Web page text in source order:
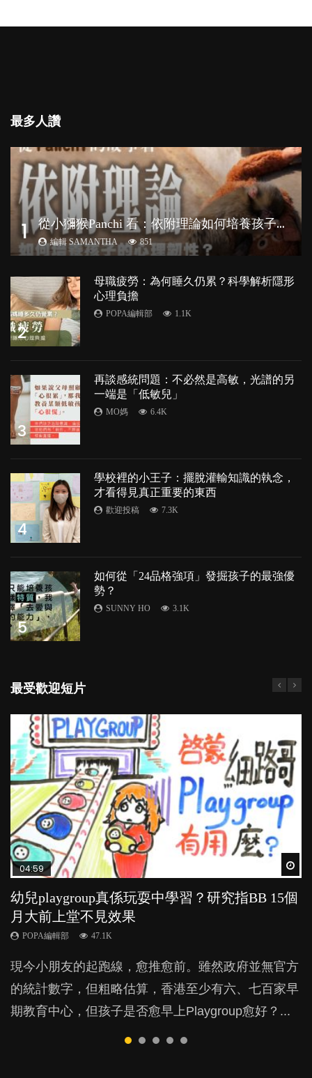
最多人讚
1 從
小獼猴Panchi 看：依附理論如何培養孩子心理韌性？
編輯 SAMANTHA 851
2
母職疲勞：為何睡久仍累？科學解析隱形
心理負擔
POPA編輯部 1.1K
3
再談感統問題：不必然是高敏，光譜的另
一端是「低敏兒」
MO媽 6.4K
4
學校裡的小王子：擺脫灌輸知識的執念，
才看得見真正重要的東西
歡迎投稿 7.3K
5
如何從「24品格強項」發掘孩子的最強優
勢？
SUNNY HO 3.1K
最受歡迎短片
04:59
幼兒playgroup真係玩耍中學習？研究指BB 15個
月大前上堂不見效果
POPA編輯部 47.1K
現今小朋友的起跑線，愈推愈前。雖然政府並無官方
的統計數字，但粗略估算，香港至少有六、七百家早
期教育中心，但孩子是否愈早上Playgroup愈好？...
03:39
幼稚園遊戲課 如何刺激幼兒自發學習取代獎勵
與懲罰？
POPA編輯部 33.1K
由美國學者所創的 tools of the mind 課程，學生以遊
戲方式學習，學術能力和自制能力亦明顯比其他小朋
友優勝，到底這課程有何特別之處？...
03:02
老公患產後憂鬱症對BB的影響
POPA編輯部 15.9K
鬱，影響日常生活，嚴重的甚至會有自殺，或傷害小
朋友的念頭。但為何爸爸患上產後抑鬱往往難以察
覺？...
04:06
全職好？在職好？｜全職媽媽與在職媽媽的壓
力與價值
POPA編輯部 25.8K
許多媽媽心底可能都有一刻掙扎過：究竟全職好，還
是在職好。雖說每個家庭都有自己的獨特狀況和考慮
因素，但原來全職和在職媽媽所養育的子女其實都各
04:18
凡事以BB為中心，就係好爸媽？｜別忽視父母
的身心虛耗
POPA編輯部 31.5K
父母日夜無間、身心俱疲地照顧BB，如何做到正向
教養？部份父母更會為了小朋友放棄自己的嗜好、減
少出席朋友聚會等等，你以為會換來美好的親子關
係，有助小朋友成長，但原來父母身心虛耗對孩子的